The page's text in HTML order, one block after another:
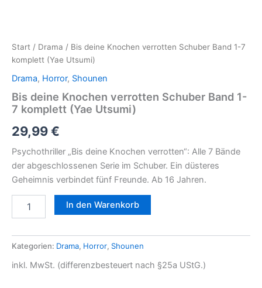
Start / Drama / Bis deine Knochen verrotten Schuber Band 1-7
komplett (Yae Utsumi)
Drama, Horror, Shounen
Bis deine Knochen verrotten Schuber Band 1-
7 komplett (Yae Utsumi)
29,99€
Psychothriller „Bis deine Knochen verrotten“: Alle 7 Bände
der abgeschlossenen Serie im Schuber. Ein düsteres
Geheimnis verbindet fünf Freunde. Ab 16 Jahren.
In den Warenkorb
Kategorien: Drama, Horror, Shounen
inkl. MwSt. (differenzbesteuert nach §25a UStG.)